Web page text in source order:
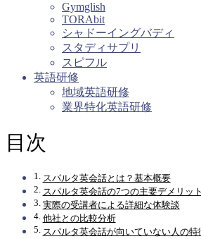
Gymglish
TORAbit
シャドーイングバディ
スタディサプリ
スピフル
英語研修
地域英語研修
業界特化英語研修
目次
スパルタ英会話とは？基本概要
スパルタ英会話の7つの主要デメリット
実際の受講者による詳細な体験談
他社との比較分析
スパルタ英会話が向いていない人の特